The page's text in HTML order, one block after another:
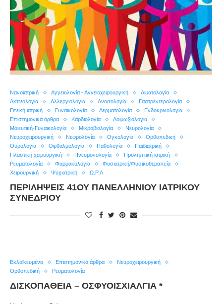
Nανοϊατρική Αγγειολογία - Αγγειοχειρουργική
Αιματολογία
Ακτινολογία
Αλλεργιολογία Ανοσολογία
Γαστρεντερολογία
Γενική ιατρική
Γυναικολογία Δερματολογία
Ενδοκρινολογία
Επιστημονικά άρθρα
Καρδιολογία
Λοιμωξιολογία
Μαιευτική-Γυναικολογία
Μικροβιολογία
Νευρολογία
Νευροχειρουργική
Νεφρολογία Ογκολογία
Ορθοπεδική
Ουρολογία
Οφθαλμολογία Παθολογία
Παιδιατρική
Πλαστική χειρουργική
Πνευμονολογία
Προληπτική ιατρική
Ρευματολογία
Φαρμακολογία
Φυσιατρική/Φυσικοθεραπεία
Χειρουργική
Ψυχιατρική Ω.Ρ.Λ
ΠΕΡΙΛΉΨΕΙΣ 41ΟΥ ΠΑΝΕΛΛΉΝΙΟΥ ΙΑΤΡΙΚΟΎ
ΣΥΝΕΔΡΊΟΥ
Εκλαϊκευμένα Επιστημονικά άρθρα
Νευροχειρουργική
Ορθοπεδική
Ρευματολογία
ΔΙΣΚΟΠΆΘΕΙΑ – ΟΣΦΥΟΙΣΧΙΑΛΓΊΑ *